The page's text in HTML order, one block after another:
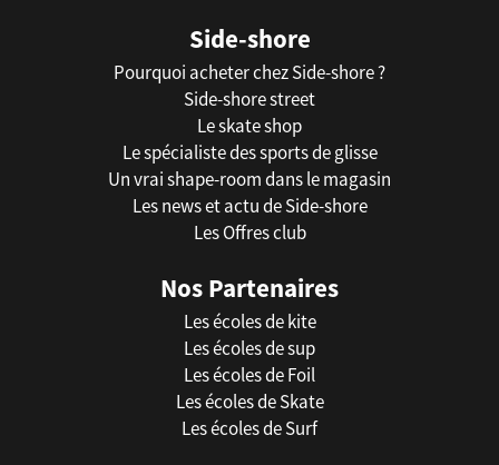
Side-shore
Pourquoi acheter chez Side-shore ?
Side-shore street
Le skate shop
Le spécialiste des sports de glisse
Un vrai shape-room dans le magasin
Les news et actu de Side-shore
Les Offres club
Nos Partenaires
Les écoles de kite
Les écoles de sup
Les écoles de Foil
Les écoles de Skate
Les écoles de Surf